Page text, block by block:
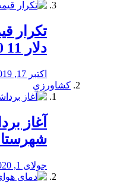
تکرار
دلار 11 400
اکتبر 17, 2019
کشاورزی
آغاز
جولای 1, 2020